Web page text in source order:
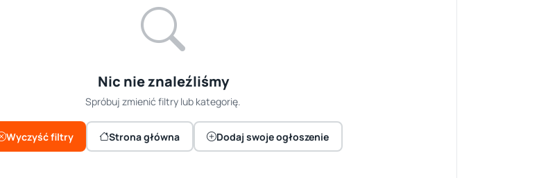
Nic nie znaleźliśmy
Spróbuj zmienić filtry lub kategorię.
Wyczyść filtry Strona główna Dodaj swoje ogłoszenie